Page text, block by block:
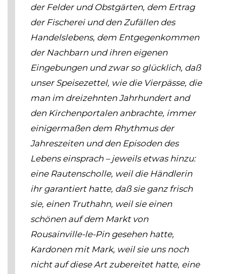
der Felder und Obstgärten, dem Ertrag
der Fischerei und den Zufällen des
Handelslebens, dem Entgegenkommen
der Nachbarn und ihren eigenen
Eingebungen und zwar so glücklich, daß
unser Speisezettel, wie die Vierpässe, die
man im dreizehnten Jahrhundert and
den Kirchenportalen anbrachte, immer
einigermaßen dem Rhythmus der
Jahreszeiten und den Episoden des
Lebens einsprach – jeweils etwas hinzu:
eine Rautenscholle, weil die Händlerin
ihr garantiert hatte, daß sie ganz frisch
sie, einen Truthahn, weil sie einen
schönen auf dem Markt von
Rousainville-le-Pin gesehen hatte,
Kardonen mit Mark, weil sie uns noch
nicht auf diese Art zubereitet hatte, eine